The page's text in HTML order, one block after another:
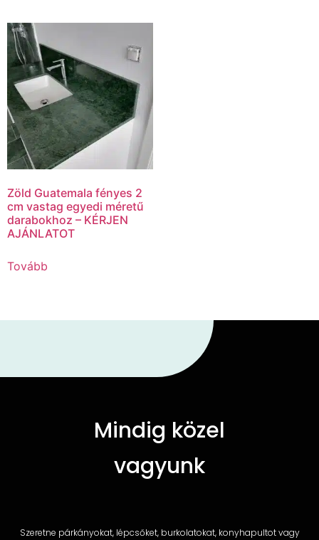
Zöld Guatemala fényes 2
cm vastag egyedi méretű
darabokhoz – KÉRJEN
AJÁNLATOT
Tovább
Mindig közel
vagyunk
Szeretne párkányokat, lépcsőket, burkolatokat, konyhapultot vagy